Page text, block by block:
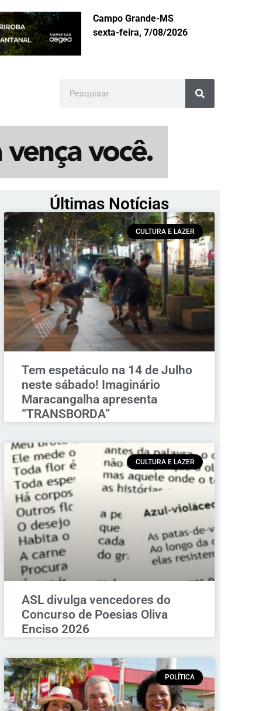
Campo Grande-MS
sexta-feira, 7/08/2026
Últimas Notícias
CULTURA E LAZER
Tem espetáculo na 14 de Julho
neste sábado! Imaginário
Maracangalha apresenta
“TRANSBORDA”
CULTURA E LAZER
ASL divulga vencedores do
Concurso de Poesias Oliva
Enciso 2026
POLÍTICA